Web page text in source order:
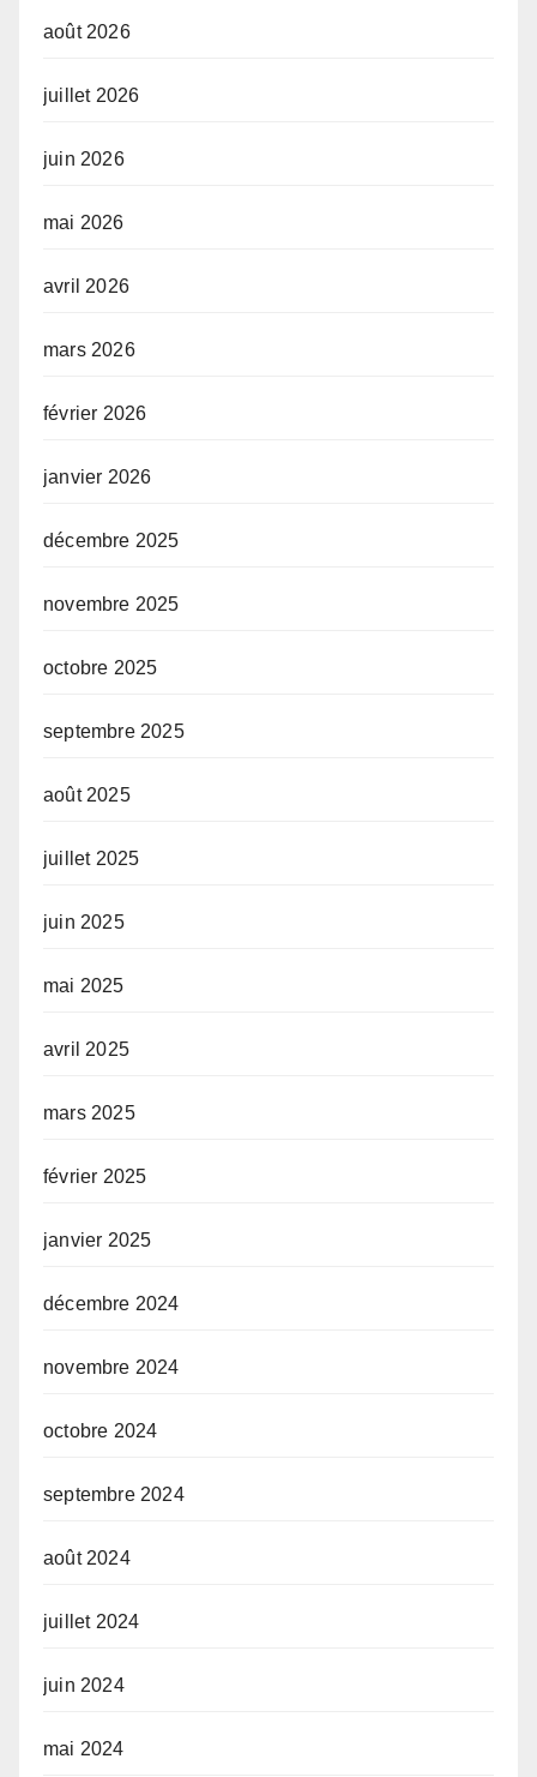
août 2026
juillet 2026
juin 2026
mai 2026
avril 2026
mars 2026
février 2026
janvier 2026
décembre 2025
novembre 2025
octobre 2025
septembre 2025
août 2025
juillet 2025
juin 2025
mai 2025
avril 2025
mars 2025
février 2025
janvier 2025
décembre 2024
novembre 2024
octobre 2024
septembre 2024
août 2024
juillet 2024
juin 2024
mai 2024